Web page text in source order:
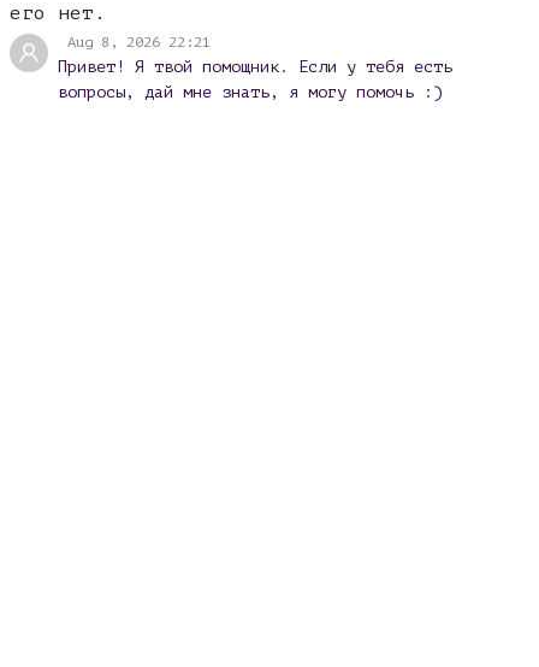
его нет.
Aug 8, 2026 22:21
Привет! Я твой помощник. Если у тебя есть
вопросы, дай мне знать, я могу помочь :)